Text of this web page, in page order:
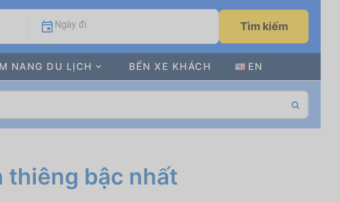
Ngày đi Tìm kiếm
NANG DU LỊCH BẾN XE KHÁCH EN
thiêng bậc nhất